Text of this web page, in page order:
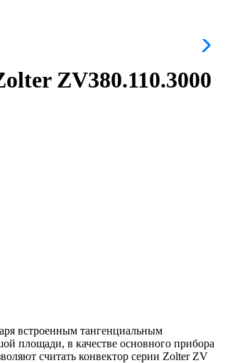
ZV380.110.3000
встроенным тангенциальным
площади, в качестве основного прибора
считать конвектор серии Zolter ZV